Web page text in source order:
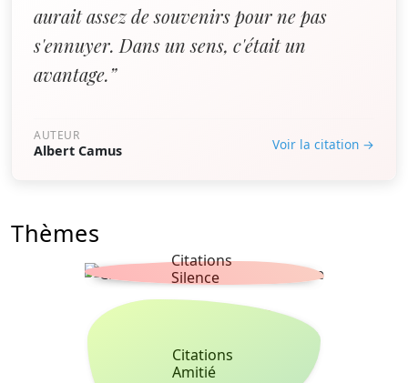
aurait assez de souvenirs pour ne pas
s'ennuyer. Dans un sens, c'était un
avantage.”
AUTEUR
Albert Camus Voir la citation →
Thèmes
Citations
Silence
Citations
Amitié